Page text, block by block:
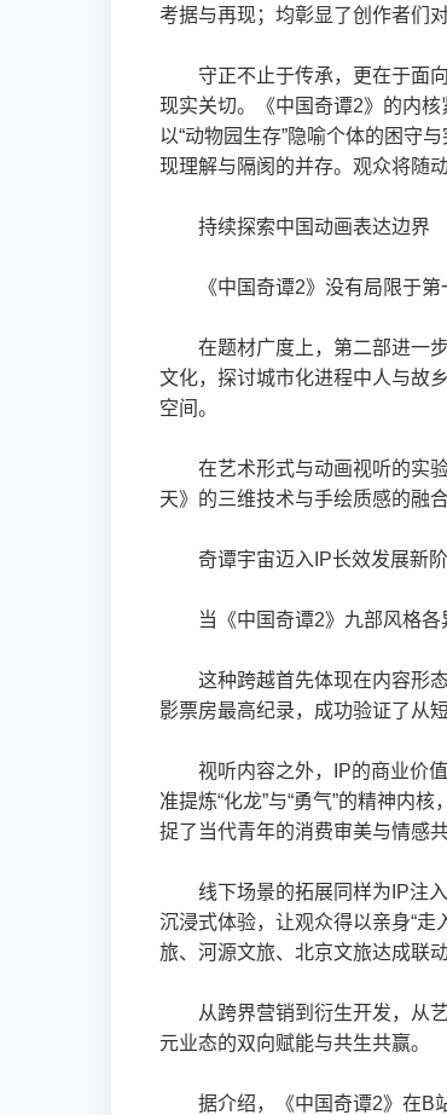
考据与再现；均彰显了创作者们
守正不止于传承，更在于面
现实关切。《中国奇谭2》的内
以“动物园生存”隐喻个体的困守
现理解与隔阂的并存。观众将随
持续探索中国动画表达边界
《中国奇谭2》没有局限于
在题材广度上，第二部进一
文化，探讨城市化进程中人与故
空间。
在艺术形式与动画视听的实
天》的三维技术与手绘质感的融
奇谭宇宙迈入IP长效发展新
当《中国奇谭2》九部风格
这种跨越首先体现在内容形
影票房最高纪录，成功验证了从
视听内容之外，IP的商业价
准提炼“化龙”与“勇气”的精神内
捉了当代青年的消费审美与情感
线下场景的拓展同样为IP注
沉浸式体验，让观众得以亲身“走
旅、河源文旅、北京文旅达成联
从跨界营销到衍生开发，从
元业态的双向赋能与共生共赢。
据介绍，《中国奇谭2》在B